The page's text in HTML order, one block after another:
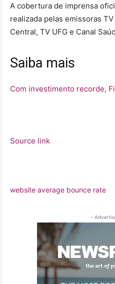
A cobertura de imprensa
realizada pelas emissoras
Central, TV UFG e Canal
Saiba mais
Com investimento recorde,
Source link
website average bounce rate
-